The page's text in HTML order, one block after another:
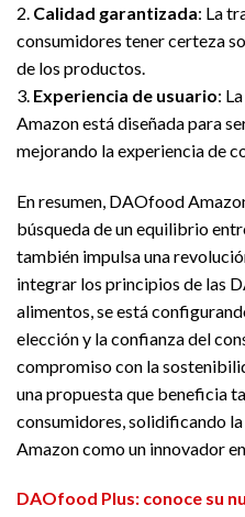
2. Calidad garantizada: La
consumidores tener certeza
de los productos.
3. Experiencia de usuario:
Amazon está diseñada para
mejorando la experiencia de
En resumen, DAOfood
búsqueda de un equilibrio
también impulsa una
integrar los principios de las
alimentos, se está
elección y la confianza del
compromiso con la
una propuesta que beneficia
consumidores, solidificando
Amazon como un innovador
DAOfood Plus: conoce su